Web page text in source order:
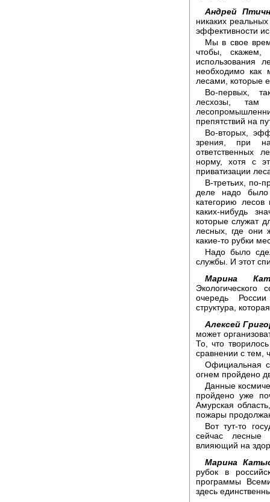
Андрей
никаких
эффективности
Мы в свое
чтобы, скажем,
использования
необходимо как
лесами, которые
Во-первых,
лесхозы, там
препятствий на
Во-вторых,
зрения, при
ответственных
норму, хотя с
приватизации
В-третьих, по-
деле надо
категорию лесов
каких-нибудь
которые служат
лесных, где они
какие-то рубки
Надо было
службы. И этот
Марина
очередь
структура,
Алексей
может
То, что
сравнении с тем,
Официальная
огнем пройдено
Данные
пройдено уже
Амурская
пожары
Вот тут-то
сейчас лесные
влияющий на
Марина
рубок в
программы
здесь